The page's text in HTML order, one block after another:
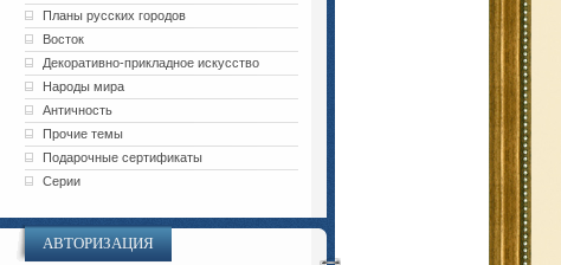
Планы русских городов
Восток
Декоративно-прикладное искусство
Народы мира
Античность
Прочие темы
Подарочные сертификаты
Серии
АВТОРИЗАЦИЯ